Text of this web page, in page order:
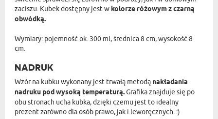
zaciszu. Kubek dostępny jest w kolorze różowym z czarną
obwódką.
Wymiary: pojemność ok. 300 ml, średnica 8 cm, wysokość 8
cm.
NADRUK
Wzór na kubku wykonany jest trwałą metodą nakładania
nadruku pod wysoką temperaturą.Grafika znajduje się po
obu stronach ucha kubka, dzięki czemu jest to idealny
prezent zarówno dla osób prawo, jak i leworęcznych. :)